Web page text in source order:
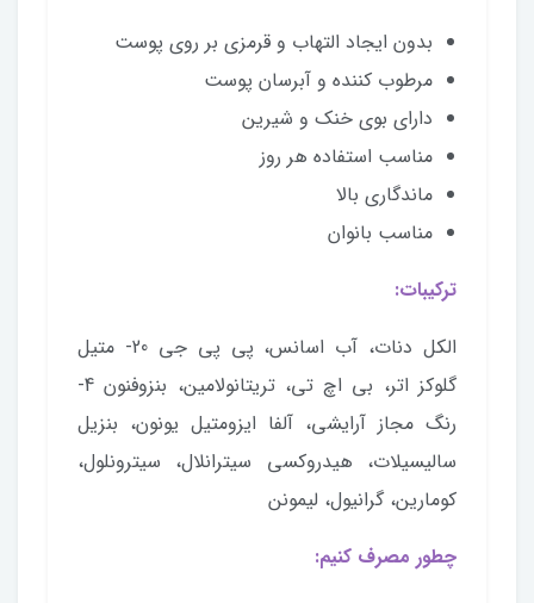
بدون ایجاد التهاب و قرمزی بر روی پوست
مرطوب کننده و آبرسان پوست
دارای بوی خنک و شیرین
مناسب استفاده هر روز
ماندگاری بالا
مناسب بانوان
ترکیبات:
الکل دنات، آب اسانس، پی پی جی 20- متیل
گلوکز اتر، بی اچ تی، تریتانولامین، بنزوفنون 4-
رنگ مجاز آرایشی، آلفا ایزومتیل یونون، بنزیل
سالیسیلات، هیدروکسی سیترانلال، سیترونلول،
کومارین، گرانیول، لیمونن
چطور مصرف کنیم: